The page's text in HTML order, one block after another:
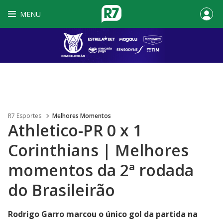
MENU
R7 Esportes Melhores Momentos
Athletico-PR 0 x 1
Corinthians | Melhores
momentos da 2ª rodada
do Brasileirão
Rodrigo Garro marcou o único gol da partida na